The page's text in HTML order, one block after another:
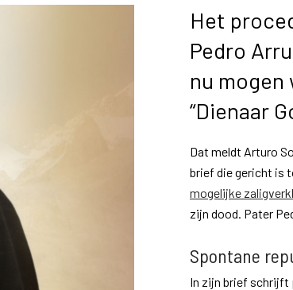
Het
Pedro
nu mogen
“Dienaar
Dat meldt Arturo
brief die gericht is
mogelijke
zijn dood. Pater
Spontane
In zijn brief schrijft